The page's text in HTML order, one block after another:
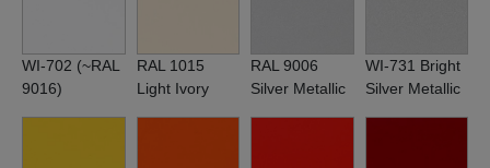
WI-702 (~RAL
9016)
RAL 1015
Light Ivory
RAL 9006
Silver Metallic
WI-731 Bright
Silver Metallic